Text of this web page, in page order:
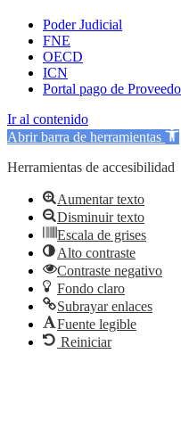
Poder Judicial
FNE
OECD
ICN
Portal pago de
Ir al contenido
Abrir barra de herramientas
Herramientas de accesibilidad
Aumentar texto
Disminuir texto
Escala de grises
Alto contraste
Contraste negativo
Fondo claro
Subrayar enlaces
Fuente legible
Reiniciar